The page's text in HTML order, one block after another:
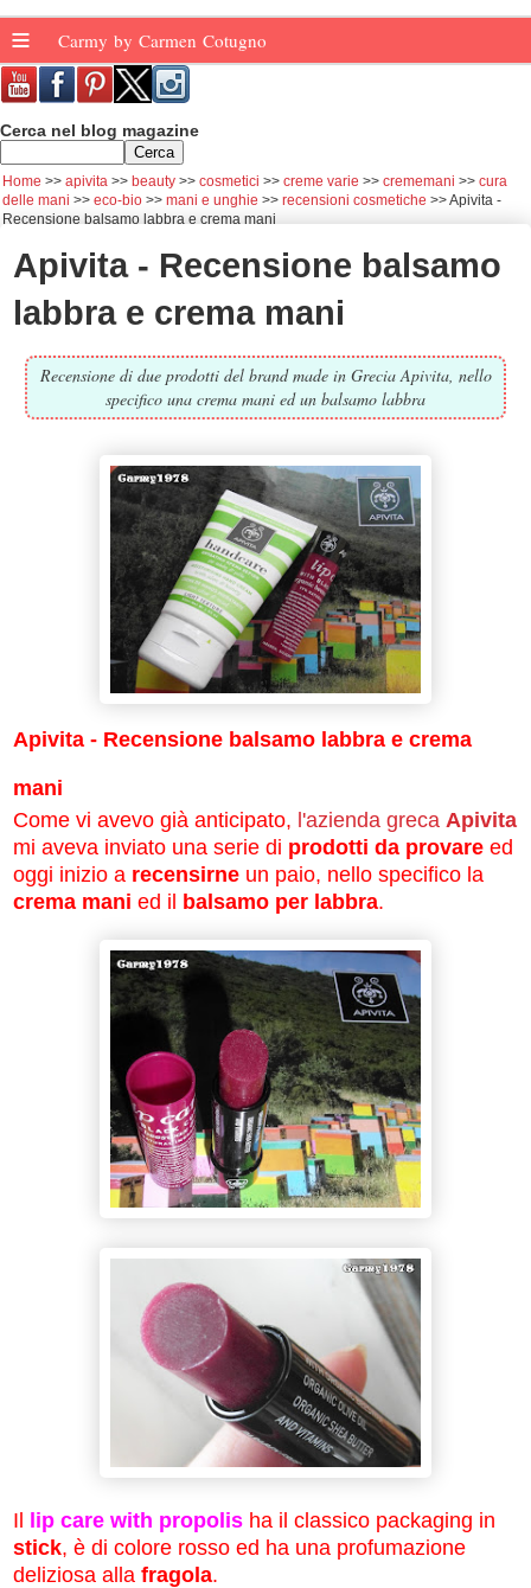
≡ Carmy by Carmen Cotugno
Cerca nel blog magazine
Home apivita beauty cosmetici creme varie crememani
cura
delle mani
eco-bio mani e unghie recensioni cosmetiche
Apivita -
Recensione balsamo labbra e crema mani
Apivita - Recensione balsamo
labbra e crema mani
Recensione di due prodotti del brand made in Grecia Apivita, nello
specifico una crema mani ed un balsamo labbra
Apivita - Recensione balsamo labbra e crema
mani
Come vi avevo già anticipato, l'azienda greca Apivita
mi aveva inviato una serie di prodotti da provare ed
oggi inizio a recensirne un paio, nello specifico la
crema mani ed il balsamo per labbra.
Il lip care with propolis ha il classico packaging in
stick, è di colore rosso ed ha una profumazione
deliziosa alla fragola.